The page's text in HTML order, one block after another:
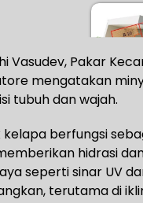
Vasudev, Pakar
mengatakan
tubuh dan wajah.
kelapa berfungsi
hidrasi
seperti sinar UV
terutama di